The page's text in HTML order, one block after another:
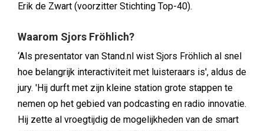
Erik de Zwart (voorzitter Stichting Top-40).
Waarom Sjors Fröhlich?
‘Als presentator van Stand.nl wist Sjors Fröhlich al snel
hoe belangrijk interactiviteit met luisteraars is', aldus de
jury. 'Hij durft met zijn kleine station grote stappen te
nemen op het gebied van podcasting en radio innovatie.
Hij zette al vroegtijdig de mogelijkheden van de smart